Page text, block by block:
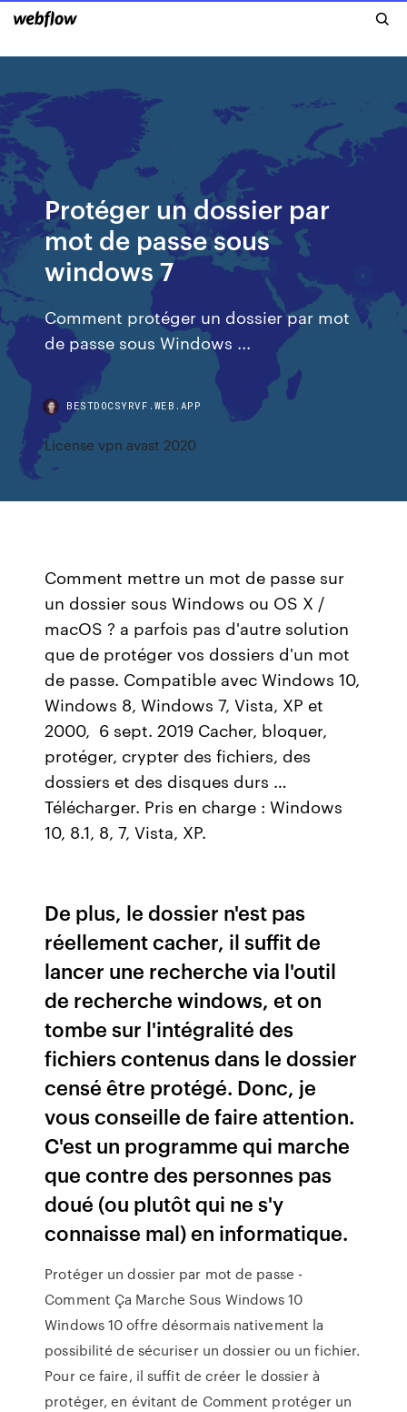
Protéger un dossier par
mot de passe sous
windows 7
Comment protéger un dossier par mot
de passe sous Windows ...
BESTDOCSYRVF.WEB.APP
License vpn avast 2020
Comment mettre un mot de passe sur
un dossier sous Windows ou OS X /
macOS ? a parfois pas d'autre solution
que de protéger vos dossiers d'un mot
de passe. Compatible avec Windows 10,
Windows 8, Windows 7, Vista, XP et
2000, 6 sept. 2019 Cacher, bloquer,
protéger, crypter des fichiers, des
dossiers et des disques durs …
Télécharger. Pris en charge : Windows
10, 8.1, 8, 7, Vista, XP.
De plus, le dossier n'est pas
réellement cacher, il suffit de
lancer une recherche via l'outil
de recherche windows, et on
tombe sur l'intégralité des
fichiers contenus dans le dossier
censé être protégé. Donc, je
vous conseille de faire attention.
C'est un programme qui marche
que contre des personnes pas
doué (ou plutôt qui ne s'y
connaisse mal) en informatique.
Protéger un dossier par mot de passe -
Comment Ça Marche Sous Windows 10
Windows 10 offre désormais nativement la
possibilité de sécuriser un dossier ou un fichier.
Pour ce faire, il suffit de créer le dossier à
protéger, en évitant de Comment protéger un